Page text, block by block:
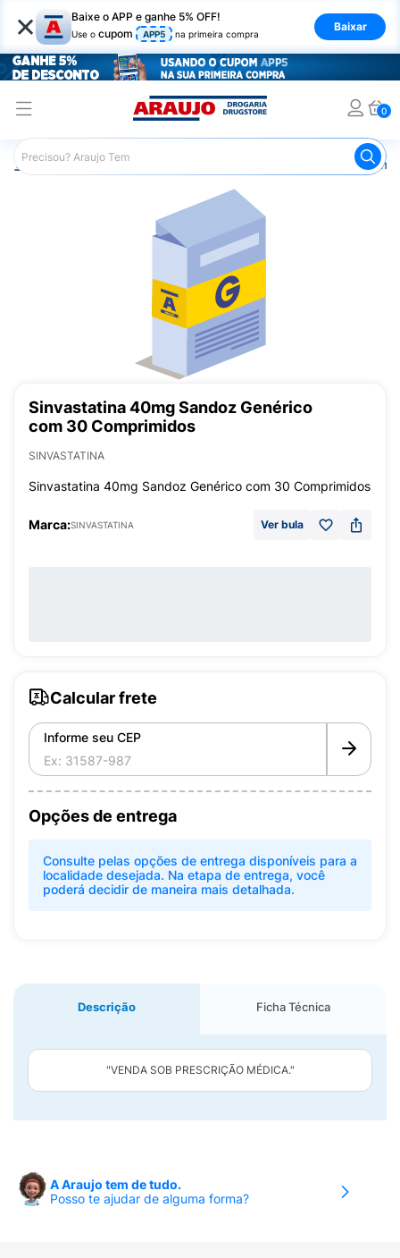
× Baixe o APP e ganhe 5% OFF!
Use o cupom APP5 na primeira compra
Baixar
0
Araujo Medicamentos
Sinvastatina 40mg Sandoz Genérico
com 30 Comprimidos
SINVASTATINA
Sinvastatina 40mg Sandoz Genérico com 30 Comprimidos
Marca:SINVASTATINA Ver bula
Calcular frete
Informe seu CEP
Opções de entrega
Consulte pelas opções de entrega disponíveis para a
localidade desejada. Na etapa de entrega, você
poderá decidir de maneira mais detalhada.
Descrição Ficha Técnica
"VENDA SOB PRESCRIÇÃO MÉDICA."
A Araujo tem de tudo.
Posso te ajudar de alguma forma?